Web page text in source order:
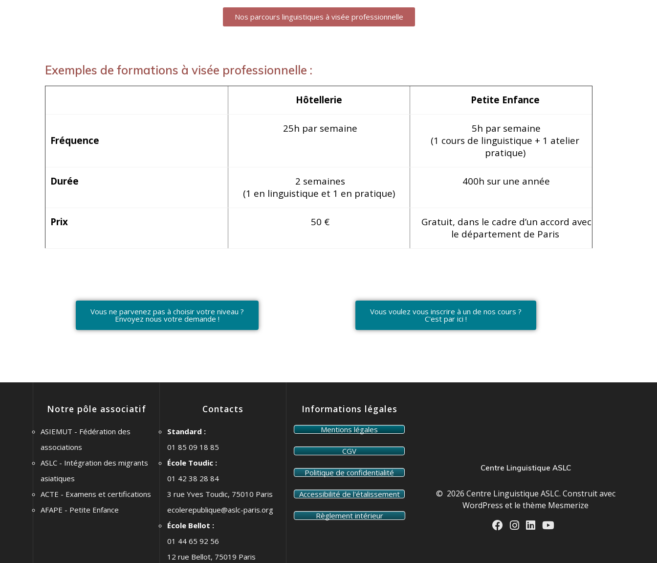
Nos parcours linguistiques à visée professionnelle
Exemples de formations à visée professionnelle :
Hôtellerie Petite Enfance
Fréquence
25h par semaine
5h par semaine
(1 cours de linguistique + 1 atelier
pratique)
Durée
2 semaines
(1 en linguistique et 1 en pratique)
400h sur une année
Prix 50 €
Gratuit, dans le cadre d’un accord avec
le département de Paris
Vous ne parvenez pas à choisir votre niveau ?
Envoyez nous votre demande !
Vous voulez vous inscrire à un de nos cours ?
C'est par ici !
Notre pôle associatif
ASIEMUT - Fédération des
associations
ASLC - Intégration des migrants
asiatiques
ACTE - Examens et certifications
AFAPE - Petite Enfance
Contacts
Standard :
01 85 09 18 85
École Toudic :
01 42 38 28 84
3 rue Yves Toudic, 75010 Paris
ecolerepublique@aslc-paris.org
École Bellot :
01 44 65 92 56
12 rue Bellot, 75019 Paris
Informations légales
Mentions légales
CGV
Politique de confidentialité
Accessibilité de l'étalissement
Règlement intérieur
Centre Linguistique ASLC
© 2026 Centre Linguistique ASLC. Construit avec
WordPress et lethème Mesmerize